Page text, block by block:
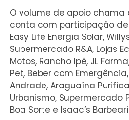
O volume de apoio chama
conta com participação
Easy Life Energia Solar,
Supermercado R&A, Lojas
Motos, Rancho Ipê, JL
Pet, Beber com
Andrade, Araguaína
Urbanismo, Supermercado
Boa Sorte e Isaac’s